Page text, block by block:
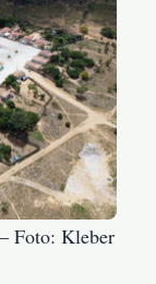
Foto: Kleber